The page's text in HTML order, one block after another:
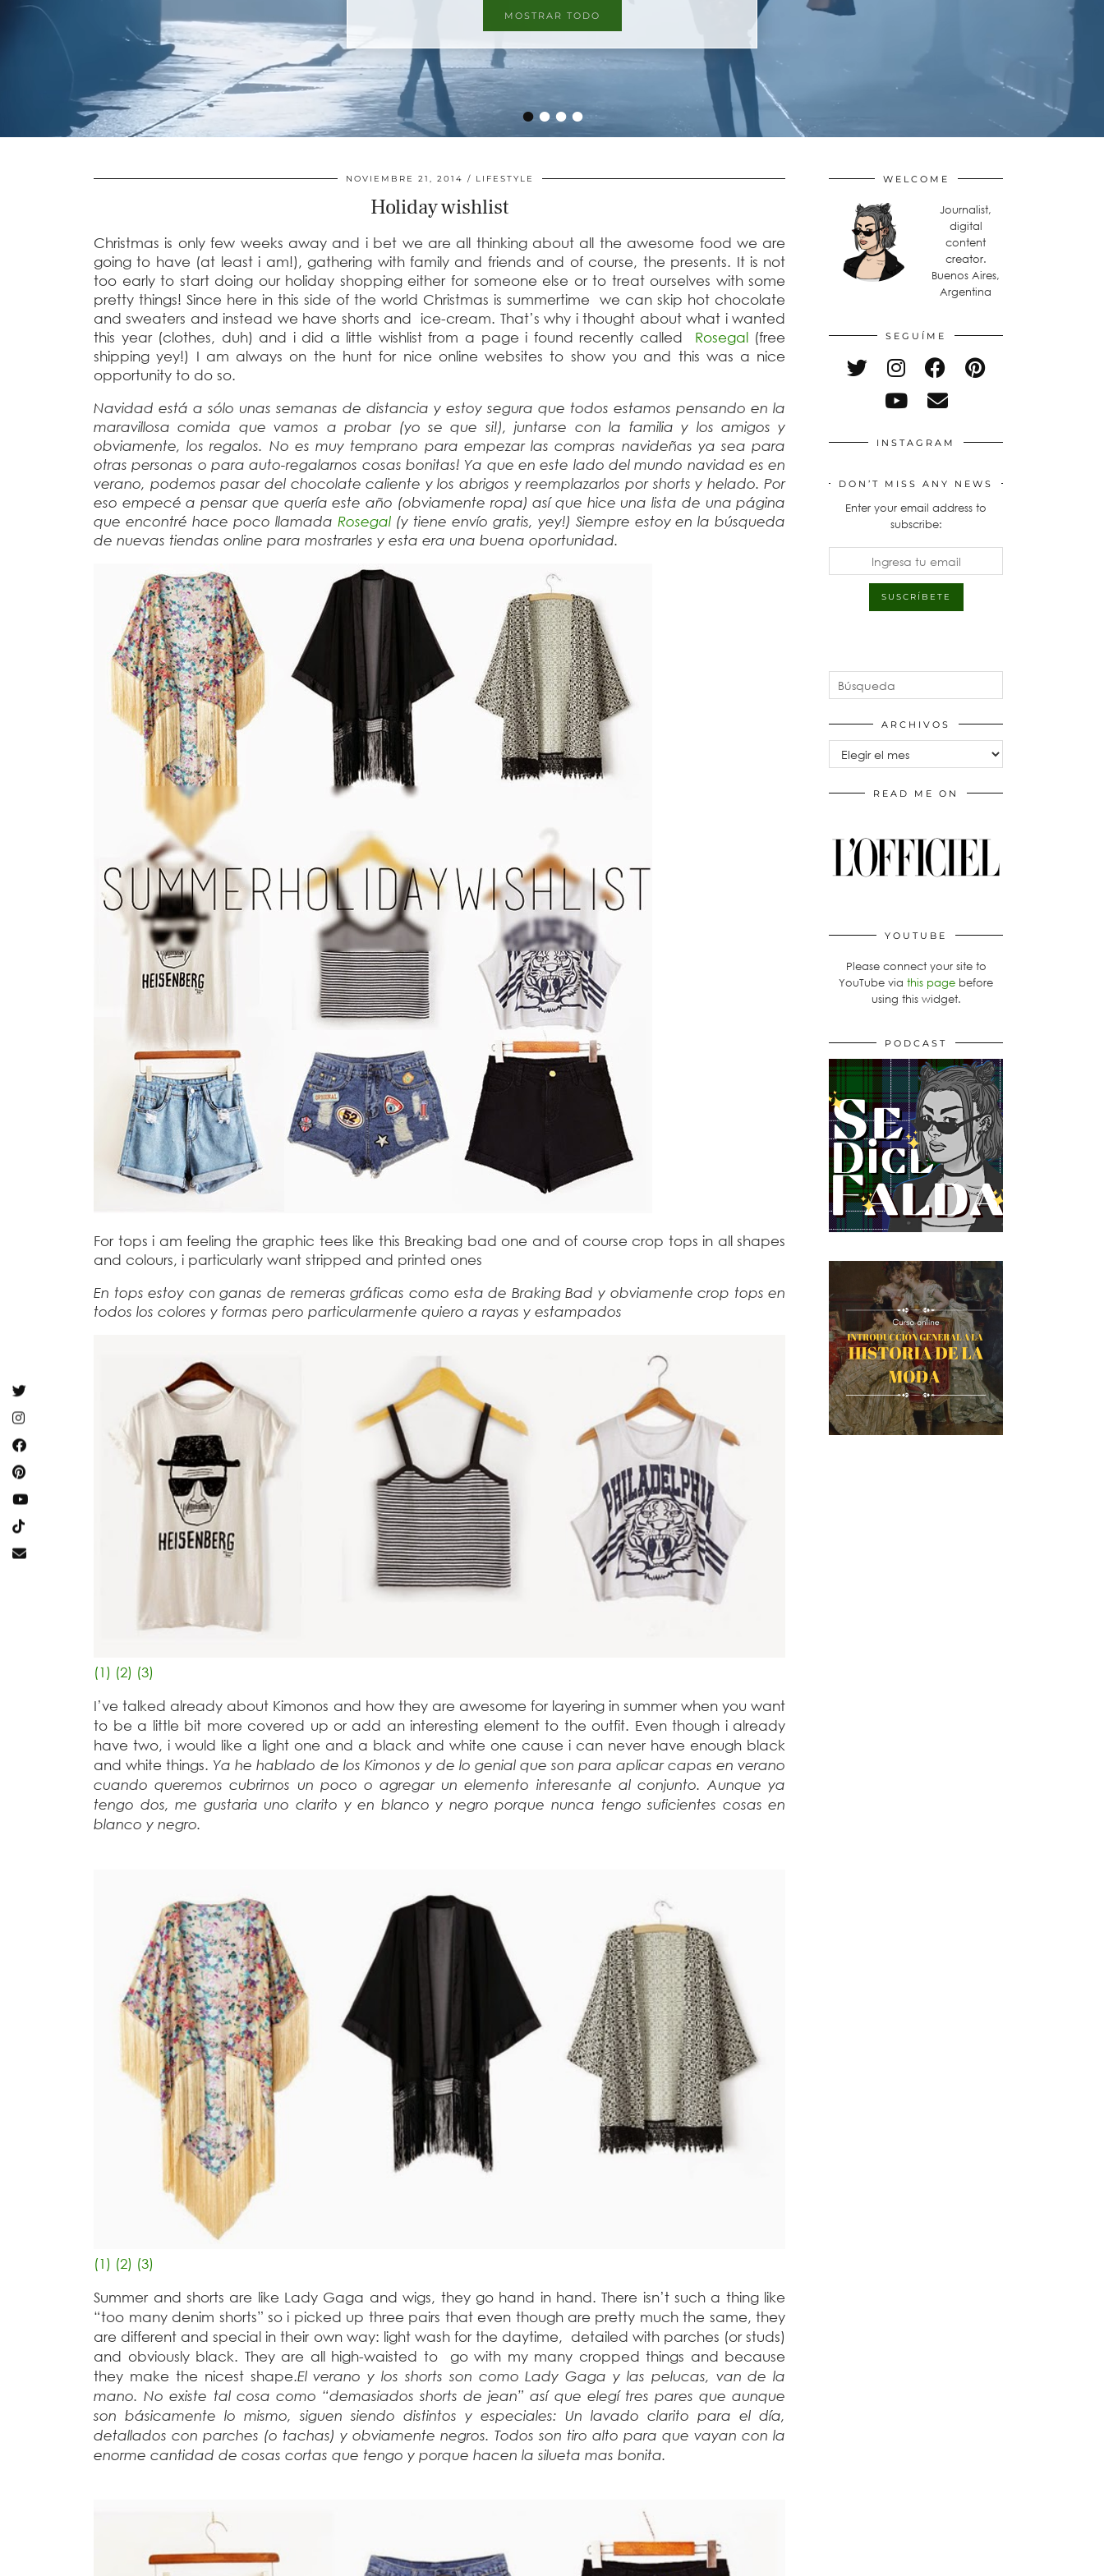
••••
MOSTRAR TODO
MOSTRAR TODO
NOVIEMBRE 21, 2014 LIFESTYLE
Holiday wishlist
Christmas is only few weeks away and i bet we are all thinking about all the awesome food we are
going to have (at least i am!), gathering with family and friends and of course, the presents. It is not
too early to start doing our holiday shopping either for someone else or to treat ourselves with some
pretty things! Since here in this side of the world Christmas is summertime we can skip hot chocolate
and sweaters and instead we have shorts and ice-cream. That’s why i thought about what i wanted
this year (clothes, duh) and i did a little wishlist from a page i found recently called Rosegal(free
shipping yey!) I am always on the hunt for nice online websites to show you and this was a nice
opportunity to do so.
Navidad está a sólo unas semanas de distancia y estoy segura que todos estamos pensando en la
maravillosa comida que vamos a probar (yo se que si!), juntarse con la familia y los amigos y
obviamente, los regalos. No es muy temprano para empezar las compras navideñas ya sea para
otras personas o para auto-regalarnos cosas bonitas! Ya que en este lado del mundo navidad es en
verano, podemos pasar del chocolate caliente y los abrigos y reemplazarlos por shorts y helado. Por
eso empecé a pensar que quería este año (obviamente ropa) así que hice una lista de una página
que encontré hace poco llamada Rosegal(y tiene envío gratis, yey!) Siempre estoy en la búsqueda
de nuevas tiendas online para mostrarles y esta era una buena oportunidad.
For tops i am feeling the graphic tees like this Breaking bad one and of course crop tops in all shapes
and colours, i particularly want stripped and printed ones
En tops estoy con ganas de remeras gráficas como esta de Braking Bad y obviamente crop tops en
todos los colores y formas pero particularmente quiero a rayas y estampados
(1) (2) (3)
I’ve talked already about Kimonos and how they are awesome for layering in summer when you want
to be a little bit more covered up or add an interesting element to the outfit. Even though i already
have two, i would like a light one and a black and white one cause i can never have enough black
and white things. Ya he hablado de los Kimonos y de lo genial que son para aplicar capas en verano
cuando queremos cubrirnos un poco o agregar un elemento interesante al conjunto. Aunque ya
tengo dos, me gustaria uno clarito y en blanco y negro porque nunca tengo suficientes cosas en
blanco y negro.
(1) (2) (3)
Summer and shorts are like Lady Gaga and wigs, they go hand in hand. There isn’t such a thing like
“too many denim shorts” so i picked up three pairs that even though are pretty much the same, they
are different and special in their own way: light wash for the daytime, detailed with parches (or studs)
and obviously black. They are all high-waisted to go with my many cropped things and because
they make the nicest shape.El verano y los shorts son como Lady Gaga y las pelucas, van de la
mano. No existe tal cosa como “demasiados shorts de jean” así que elegí tres pares que aunque
son básicamente lo mismo, siguen siendo distintos y especiales: Un lavado clarito para el día,
detallados con parches (o tachas) y obviamente negros. Todos son tiro alto para que vayan con la
enorme cantidad de cosas cortas que tengo y porque hacen la silueta mas bonita.
WELCOME
Journalist,
digital
content
creator.
Buenos Aires,
Argentina
SEGUÍME
INSTAGRAM
DON’T MISS ANY NEWS
Enter your email address to
subscribe:
ARCHIVOS
Archivos
READ ME ON
YOUTUBE
Please connect your site to
YouTube viathis page before
using this widget.
PODCAST